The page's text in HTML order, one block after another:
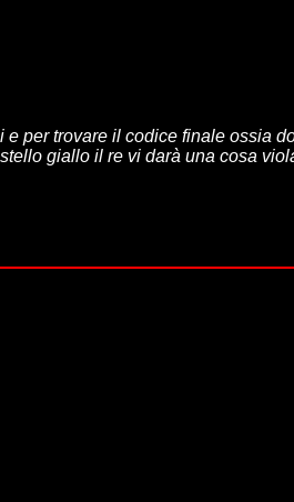
per trovare il codice finale ossia
giallo il re vi darà una cosa